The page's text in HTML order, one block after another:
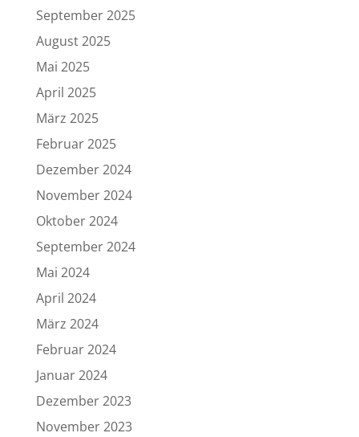
September 2025
August 2025
Mai 2025
April 2025
März 2025
Februar 2025
Dezember 2024
November 2024
Oktober 2024
September 2024
Mai 2024
April 2024
März 2024
Februar 2024
Januar 2024
Dezember 2023
November 2023